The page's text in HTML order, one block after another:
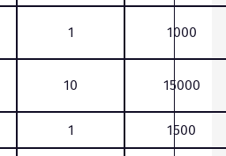
1 1000
10 15000
1 1500